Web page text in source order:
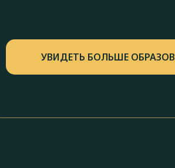
УВИДЕТЬ БОЛЬШЕ ОБРАЗОВ